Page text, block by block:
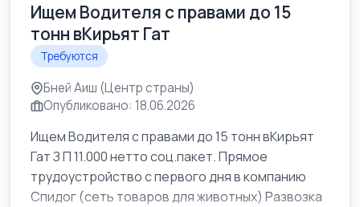
Ищем Водителя с правами до 15
тонн вКирьят Гат
Требуются
Бней Аиш (Центр страны)
Опубликовано: 18.06.2026
Ищем Водителя с правами до 15 тонн вКирьят
Гат З П 11.000 нетто соц.пакет. Прямое
трудоустройство с первого дня в компанию
Спидог (сеть товаров для животных) Развозка